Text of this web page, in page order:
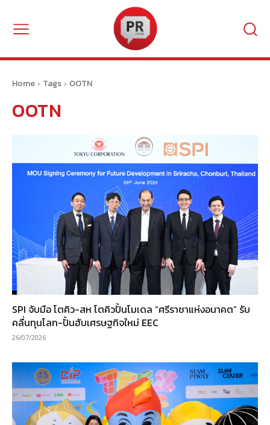
Home Tags OOTN
OOTN
SPI จับมือ โตคิว-สห โตคิวปั้นโมเดล “ศรีราชาแห่งอนาคต” รับ
คลื่นทุนโลก-ปั้นฮับเศรษฐกิจใหม่ EEC
26/07/2026